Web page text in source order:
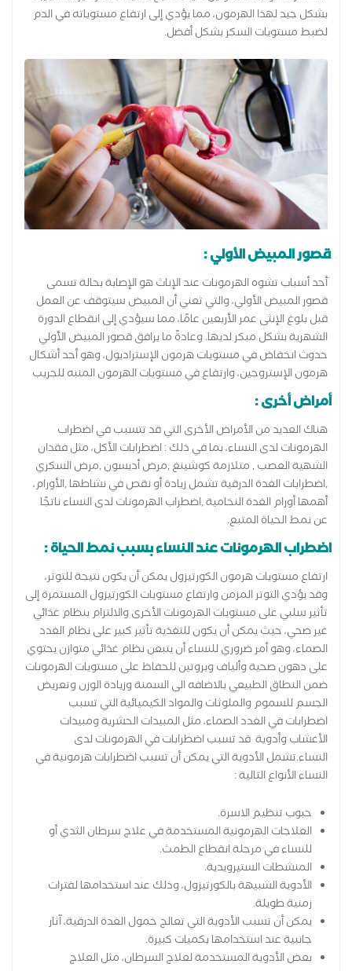
بشكل جيد لهذا الهرمون، مما يؤدي إلى ارتفاع مستوياته في الدم
لضبط مستويات السكر بشكل أفضل.
قصور المبيض الأولي :
أحد أسباب تشوه الهرمونات عند الإناث هو الإصابة بحالة تسمى
قصور المبيض الأولي، والتي تعني أن المبيض سيتوقف عن العمل
قبل بلوغ الإنثى عمر الأربعين عامًا، مما سيؤدي إلى انقطاع الدورة
الشهرية بشكل مبكر لديها. وعادةً ما يرافق قصور المبيض الأولي
حدوث انخفاض في مستويات هرمون الإستراديول، وهو أحد أشكال
هرمون الإستروجين، وارتفاع في مستويات الهرمون المنبه للجريب
أمراض أخرى :
هناك العديد من الأمراض الأخرى التي قد تتسبب في اضطراب
الهرمونات لدى النساء، بما في ذلك : اضطرابات الأكل، مثل فقدان
الشهية العصب , متلازمة كوشينغ ,مرض أديسون ,مرض السكري
,اضطرابات الغدة الدرقية تشمل زيادة أو نقص في نشاطها ,الأورام،
أهمها أورام الغدة النخامية ,اضطراب الهرمونات لدى النساء ناتجًا
عن نمط الحياة المتبع.
اضطراب الهرمونات عند النساء بسبب نمط الحياة :
ارتفاع مستويات هرمون الكورتيزول يمكن أن يكون نتيجة للتوتر،
وقد يؤدي التوتر المزمن وارتفاع مستويات الكورتيزول المستمرة إلى
تأثير سلبي على مستويات الهرمونات الأخرى والالتزام بنظام غذائي
غير صحي، حيث يمكن أن يكون للتغذية تأثير كبير على نظام الغدد
الصماء، وهو أمر ضروري للنساء أن يتبعن نظام غذائي متوازن يحتوي
على دهون صحية وألياف وبروتين للحفاظ على مستويات الهرمونات
ضمن النطاق الطبيعي بالاضافه الى السمنة وزيادة الوزن وتعريض
الجسم للسموم والملوثات والمواد الكيميائية التي تسبب
اضطرابات في الغدد الصماء، مثل المبيدات الحشرية ومبيدات
الأعشاب وأدوية قد تسبب اضطرابات في الهرمونات لدى
النساء.تشمل الأدوية التي يمكن أن تسبب اضطرابات هرمونية في
النساء الأنواع التالية :
حبوب تنظيم الاسرة.
العلاجات الهرمونية المستخدمة في علاج سرطان الثدي أو
للنساء في مرحلة انقطاع الطمث.
المنشطات الستيرويدية.
الأدوية الشبيهة بالكورتيزول، وذلك عند استخدامها لفترات
زمنية طويلة.
يمكن أن تسبب الأدوية التي تعالج خمول الغدة الدرقية، آثار
جانبية عند استخدامها بكميات كبيرة.
بعض الأدوية المستخدمة لعلاج السرطان، مثل العلاج